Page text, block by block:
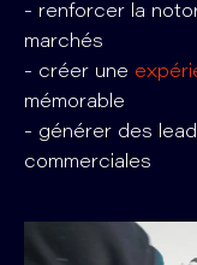
- renforcer la
marchés
- créer une
mémorable
- générer des
commerciales